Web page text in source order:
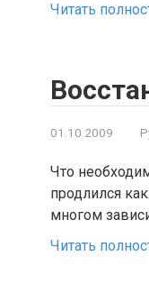
Читать
01.10.2009
Что
продлился
многом
Читать